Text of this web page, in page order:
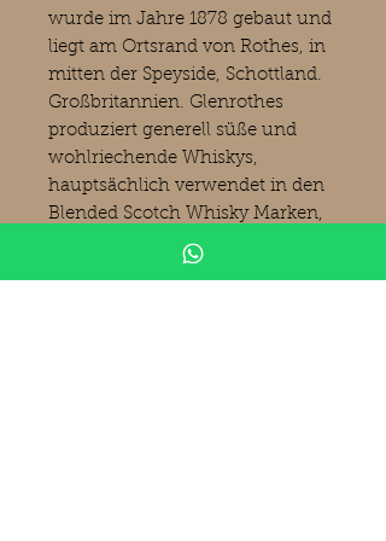
wurde im Jahre 1878 gebaut und
liegt am Ortsrand von Rothes, in
mitten der Speyside, Schottland.
Großbritannien. Glenrothes
produziert generell süße und
wohlriechende Whiskys,
hauptsächlich verwendet in den
Blended Scotch Whisky Marken,
Scotch Whisky Marken Famous
Grouse, J&B, und Chivas Regal.